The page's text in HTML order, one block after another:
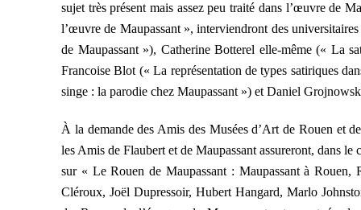
sujet très présent mais assez peu traité dans l’œuvre de
l’œuvre de Maupassant », interviendront des
de Maupassant »), Catherine Botterel elle-même (« La
Francoise Blot (« La représentation de types satiriques
singe : la parodie chez Maupassant ») et Daniel
À la demande des Amis des Musées d’Art de Rouen et
les Amis de Flaubert et de Maupassant assureront, dans
sur « Le Rouen de Maupassant : Maupassant à
Cléroux, Joël Dupressoir, Hubert Hangard, Marlo